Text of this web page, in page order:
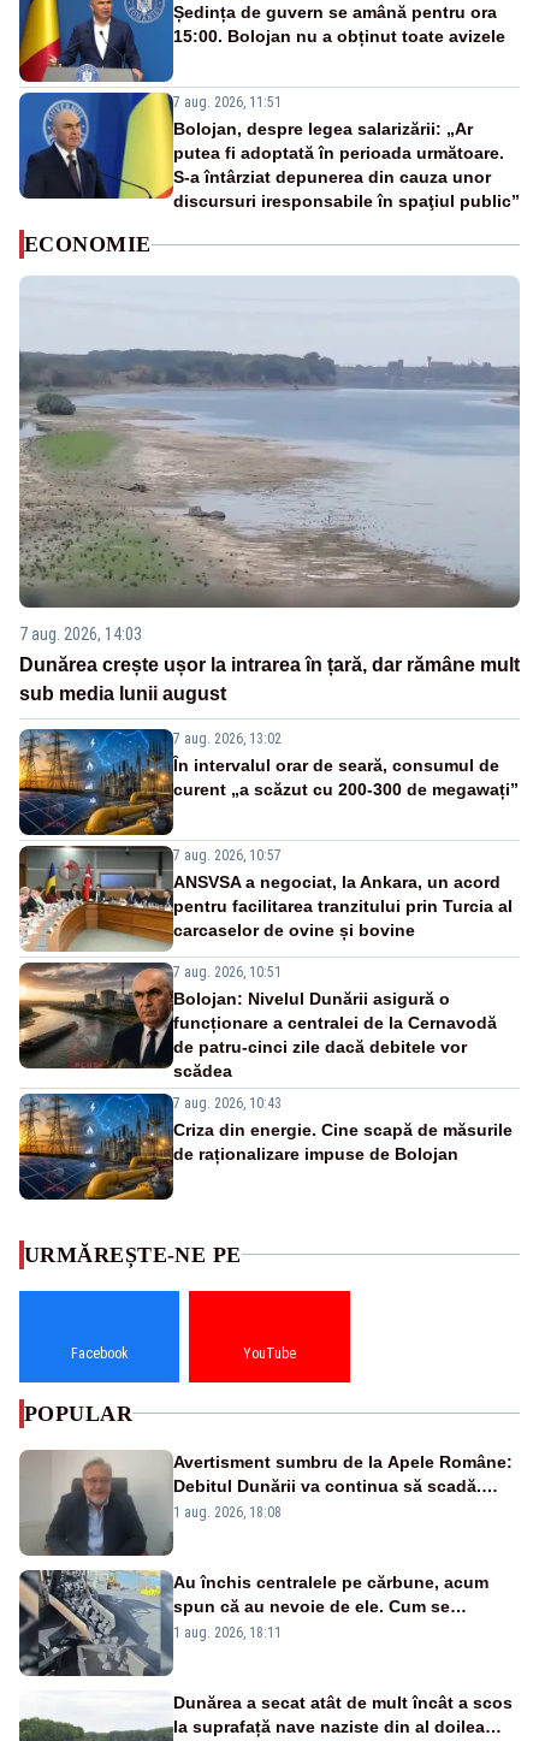
Ședința de guvern se amână pentru ora
15:00. Bolojan nu a obținut toate avizele
7 aug. 2026, 11:51
Bolojan, despre legea salarizării: „Ar
putea fi adoptată în perioada următoare.
S-a întârziat depunerea din cauza unor
discursuri iresponsabile în spaţiul public”
ECONOMIE
7 aug. 2026, 14:03
Dunărea crește ușor la intrarea în țară, dar rămâne mult
sub media lunii august
7 aug. 2026, 13:02
În intervalul orar de seară, consumul de
curent „a scăzut cu 200-300 de megawați”
7 aug. 2026, 10:57
ANSVSA a negociat, la Ankara, un acord
pentru facilitarea tranzitului prin Turcia al
carcaselor de ovine și bovine
7 aug. 2026, 10:51
Bolojan: Nivelul Dunării asigură o
funcționare a centralei de la Cernavodă
de patru-cinci zile dacă debitele vor
scădea
7 aug. 2026, 10:43
Criza din energie. Cine scapă de măsurile
de raționalizare impuse de Bolojan
URMĂREȘTE-NE PE
Facebook YouTube
POPULAR
Avertisment sumbru de la Apele Române:
Debitul Dunării va continua să scadă.
Cernavodă s-ar putea închide în 4 zile
1 aug. 2026, 18:08
Au închis centralele pe cărbune, acum
spun că au nevoie de ele. Cum se
pasează vina în plină criză energetică
1 aug. 2026, 18:11
Dunărea a secat atât de mult încât a scos
la suprafață nave naziste din al doilea